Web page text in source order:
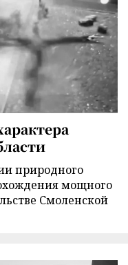
природного
мощного
Смоленской